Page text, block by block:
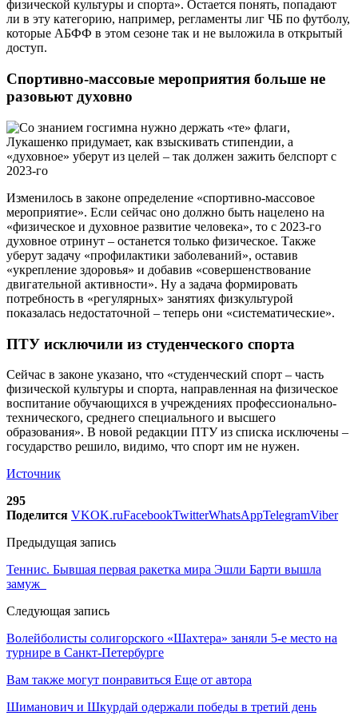
физической культуры и спорта». Остается понять, попадают
ли в эту категорию, например, регламенты лиг ЧБ по футболу,
которые АБФФ в этом сезоне так и не выложила в открытый
доступ.
Спортивно-массовые мероприятия больше не
разовьют духовно
Изменилось в законе определение «спортивно-массовое
мероприятие». Если сейчас оно должно быть нацелено на
«физическое и духовное развитие человека», то с 2023-го
духовное отринут – останется только физическое. Также
уберут задачу «профилактики заболеваний», оставив
«укрепление здоровья» и добавив «совершенствование
двигательной активности». Ну а задача формировать
потребность в «регулярных» занятиях физкультурой
показалась недостаточной – теперь они «систематические».
ПТУ исключили из студенческого спорта
Сейчас в законе указано, что «студенческий спорт – часть
физической культуры и спорта, направленная на физическое
воспитание обучающихся в учреждениях профессионально-
технического, среднего специального и высшего
образования». В новой редакции ПТУ из списка исключены –
государство решило, видимо, что спорт им не нужен.
Источник
295
Поделится VKOK.ruFacebookTwitterWhatsAppTelegramViber
Предыдущая запись
Теннис. Бывшая первая ракетка мира Эшли Барти вышла
замуж
Следующая запись
Волейболисты солигорского «Шахтера» заняли 5-е место на
турнире в Санкт-Петербурге
Вам также могут понравиться Еще от автора
Шиманович и Шкурдай одержали победы в третий день